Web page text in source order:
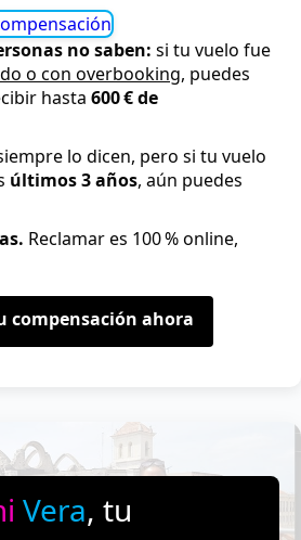
no saben: si tu vuelo fue
o con overbooking, puedes
hasta 600 € de
lo dicen, pero si tu vuelo
últimos 3 años, aún puedes
Reclamar es 100 % online,
compensación ahora
Vera, tu